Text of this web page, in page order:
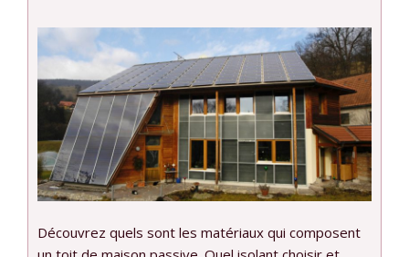
Découvrez quels sont les matériaux qui composent